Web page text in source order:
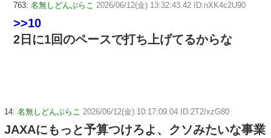
763: 名無しどんぶらこ 2026/06/12(金) 13:32:43.42 ID:nXK4c2U90
>>10
2日に1回のペースで打ち上げてるからな
14: 名無しどんぶらこ 2026/06/12(金) 10:17:09.04 ID:2T2/xzG80
JAXAにもっと予算つけろよ、クソみたいな事業